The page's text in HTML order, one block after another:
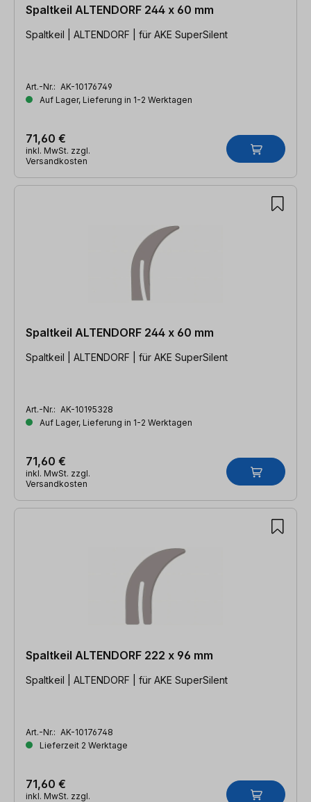
Spaltkeil ALTENDORF 244 x 60 mm
Spaltkeil | ALTENDORF | für AKE SuperSilent
Art.-Nr.: AK-10176749
Auf Lager, Lieferung in 1-2 Werktagen
71,60 €
inkl. MwSt. zzgl.
Versandkosten
Spaltkeil ALTENDORF 244 x 60 mm
Spaltkeil | ALTENDORF | für AKE SuperSilent
Art.-Nr.: AK-10195328
Auf Lager, Lieferung in 1-2 Werktagen
71,60 €
inkl. MwSt. zzgl.
Versandkosten
Spaltkeil ALTENDORF 222 x 96 mm
Spaltkeil | ALTENDORF | für AKE SuperSilent
Art.-Nr.: AK-10176748
Lieferzeit 2 Werktage
71,60 €
inkl. MwSt. zzgl.